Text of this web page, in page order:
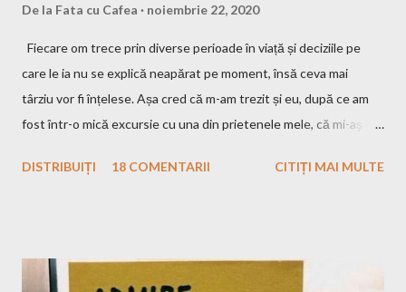
De la Fata cu Cafea noiembrie 22, 2020
Fiecare om trece prin diverse perioade în viață și deciziile pe
care le ia nu se explică neapărat pe moment, însă ceva mai
târziu vor fi înțelese. Așa cred că m-am trezit și eu, după ce am
fost într-o mică excursie cu una din prietenele mele, că mi-aș
vreau eu s-o ascult, la drum doar cu bagajele mele în portbagaj și
atât și să îmi văd de excursia mea. Nu sunt singura și nici ultima
DISTRIBUIȚI 18 COMENTARII CITIȚI MAI MULTE